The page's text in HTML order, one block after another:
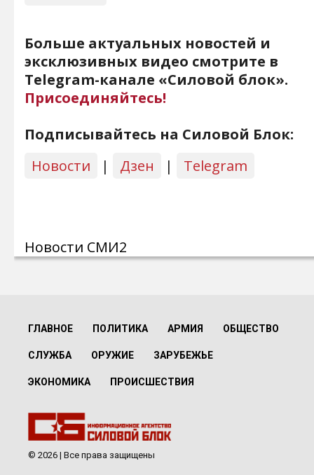
Больше актуальных новостей и
эксклюзивных видео смотрите в
Telegram-канале «Силовой блок».
Присоединяйтесь!
Подписывайтесь на Силовой Блок:
Новости
| Дзен | Telegram
Новости СМИ2
ГЛАВНОЕ ПОЛИТИКА АРМИЯ ОБЩЕСТВО
СЛУЖБА ОРУЖИЕ ЗАРУБЕЖЬЕ
ЭКОНОМИКА ПРОИСШЕСТВИЯ
© 2026 | Все права защищены